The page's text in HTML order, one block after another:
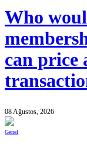
Who
can price
08 Ağustos, 2026
Genel